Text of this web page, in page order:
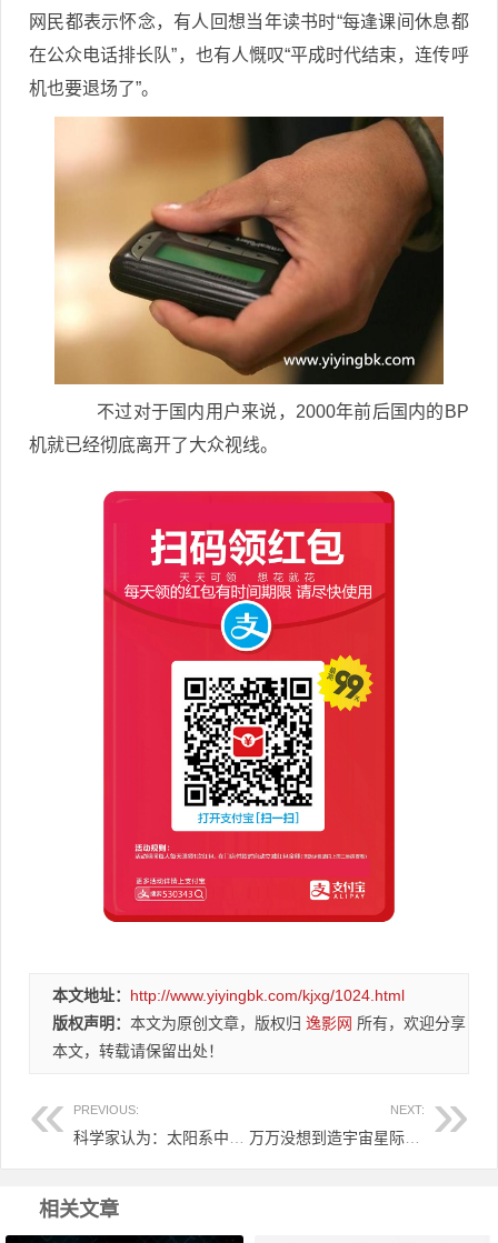
网民都表示怀念，有人回想当年读书时“每逢课间休息都
在公众电话排长队”，也有人慨叹“平成时代结束，连传呼
机也要退场了”。
不过对于国内用户来说，2000年前后国内的BP
机就已经彻底离开了大众视线。
本文地址： http://www.yiyingbk.com/kjxg/1024.html
版权声明： 本文为原创文章，版权归 逸影网 所有，欢迎分享
本文，转载请保留出处！
PREVIOUS: NEXT:
万万没想到造宇宙星际飞船这么便宜！原以为要百亿呢！
相关文章